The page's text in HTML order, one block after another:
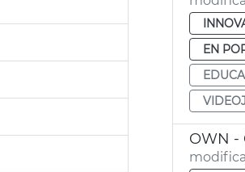
EN
OWN -